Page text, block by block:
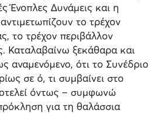
Ένοπλες Δυνάμεις και η
το τρέχον
το τρέχον περιβάλλον
Καταλαβαίνω ξεκάθαρα και
αναμενόμενο, ότι το Συνέδριο
σε ό, τι συμβαίνει στο
όντως – συμφωνώ
για τη θαλάσσια